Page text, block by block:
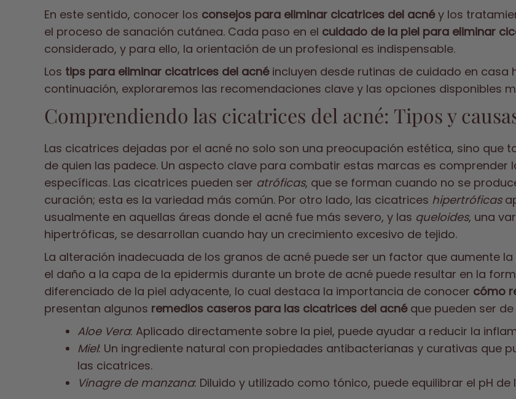
En este sentido, conocer los consejos para eliminar cicatrices del acnéy los
el proceso de sanación cutánea. Cada paso en el cuidado de la piel para eliminar
considerado, y para ello, la orientación de un profesional es indispensable.
Los tips para eliminar cicatrices del acnéincluyen desde rutinas de cuidado en
continuación, exploraremos las recomendaciones clave y las opciones disponibles
Comprendiendo las cicatrices del acné: Tipos y
Las cicatrices dejadas por el acné no solo son una preocupación estética, sino que
de quien las padece. Un aspecto clave para combatir estas marcas es comprender
específicas. Las cicatrices pueden ser atróficas, que se forman cuando no se
curación; esta es la variedad más común. Por otro lado, las cicatrices hipertróficas
usualmente en aquellas áreas donde el acné fue más severo, y las queloides, una
hipertróficas, se desarrollan cuando hay un crecimiento excesivo de tejido.
La alteración inadecuada de los granos de acné puede ser un factor que aumente
el daño a la capa de la epidermis durante un brote de acné puede resultar en la
diferenciado de la piel adyacente, lo cual destaca la importancia de conocer cómo
presentan algunos remedios caseros para las cicatrices del acnéque pueden ser de
Aloe Vera: Aplicado directamente sobre la piel, puede ayudar a reducir la
Miel: Un ingrediente natural con propiedades antibacterianas y curativas que
las cicatrices.
Vinagre de manzana: Diluido y utilizado como tónico, puede equilibrar el pH